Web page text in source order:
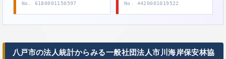
No. 6180001150597 No. 4420001019522
八戸市の法人統計からみる一般社団法人市川海岸保安林協